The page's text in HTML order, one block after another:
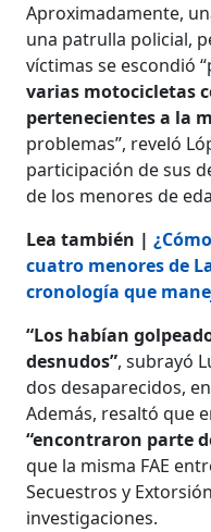
Aproximadamente,
una patrulla policial,
víctimas se escondió
varias motocicletas
pertenecientes a la
problemas”, reveló
participación de sus
de los menores de
Lea también |
cuatro menores de
cronología que
“Los habían
desnudos”, subrayó
dos desaparecidos,
Además, resaltó que
“encontraron parte
que la misma FAE
Secuestros y
investigaciones.